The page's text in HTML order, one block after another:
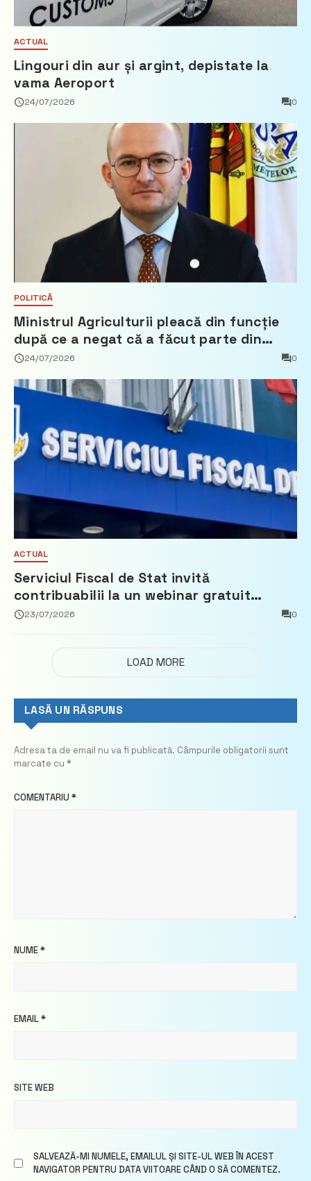
ACTUAL
Lingouri din aur și argint, depistate la
vama Aeroport
24/07/2026 0
POLITICĂ
Ministrul Agriculturii pleacă din funcție
după ce a negat că a făcut parte din
Partidul Democrat
24/07/2026 0
ACTUAL
Serviciul Fiscal de Stat invită
contribuabilii la un webinar gratuit
privind calculul impozitului pe bunurile
23/07/2026 0
LOAD MORE
LASĂ UN RĂSPUNS
Adresa ta de email nu va fi publicată. Câmpurile obligatorii sunt
marcate cu *
COMENTARIU *
NUME*
EMAIL*
SITE WEB
SALVEAZĂ-MI NUMELE, EMAILUL ȘI SITE-UL WEB ÎN ACEST
NAVIGATOR PENTRU DATA VIITOARE CÂND O SĂ COMENTEZ.